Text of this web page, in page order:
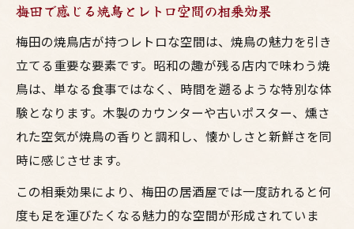
梅田で感じる焼鳥とレトロ空間の相乗効果
梅田の焼鳥店が持つレトロな空間は、焼鳥の魅力を引き
立てる重要な要素です。昭和の趣が残る店内で味わう焼
鳥は、単なる食事ではなく、時間を遡るような特別な体
験となります。木製のカウンターや古いポスター、燻さ
れた空気が焼鳥の香りと調和し、懐かしさと新鮮さを同
時に感じさせます。
この相乗効果により、梅田の居酒屋では一度訪れると何
度も足を運びたくなる魅力的な空間が形成されていま